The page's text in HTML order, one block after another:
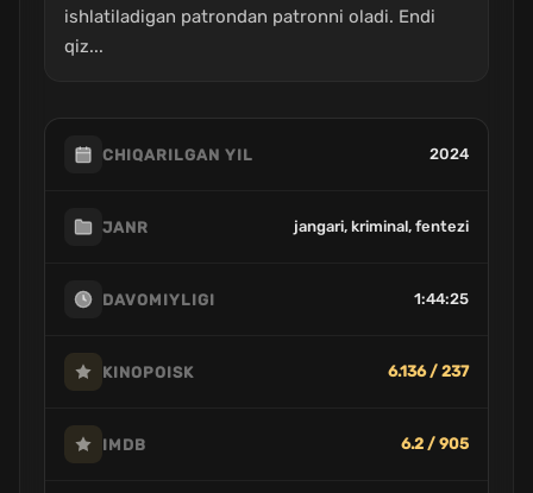
ishlatiladigan patrondan patronni oladi. Endi
qiz...
CHIQARILGAN YIL 2024
JANR jangari, kriminal, fentezi
DAVOMIYLIGI 1:44:25
KINOPOISK 6.136 / 237
IMDB 6.2 / 905